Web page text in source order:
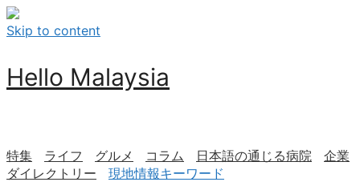
Skip to content
Hello Malaysia
特集 ライフ グルメ コラム 日本語の通じる病院
企業
ダイレクトリー
現地情報キーワード